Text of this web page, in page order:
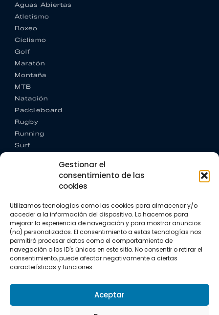
Gestionar el
consentimiento de las
cookies
Utilizamos tecnologías como las cookies para almacenar y/o
acceder a la información del dispositivo. Lo hacemos para
mejorar la experiencia de navegación y para mostrar anuncios
(no) personalizados. El consentimiento a estas tecnologías nos
permitirá procesar datos como el comportamiento de
navegación o los ID's únicos en este sitio. No consentir o retirar el
consentimiento, puede afectar negativamente a ciertas
características y funciones.
Aceptar
Aguas Abiertas
Atletismo
Boxeo
Ciclismo
Golf
Maratón
Montaña
MTB
Natación
Paddleboard
Rugby
Running
Surf
CONTACTO
+34 662 342 177
info@vkssport.com
SÍGUENOS
Política de privacidad
Política de cookies